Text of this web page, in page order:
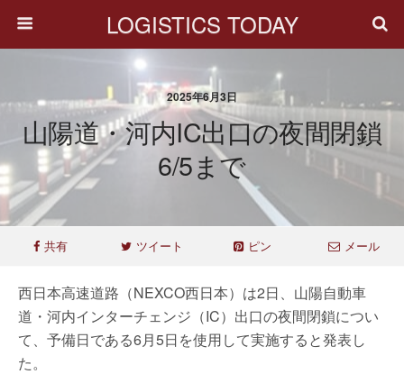
LOGISTICS TODAY
2025年6月3日
山陽道・河内IC出口の夜間閉鎖
6/5まで
共有 ツイート ピン メール
西日本高速道路（NEXCO西日本）は2日、山陽自動車
道・河内インターチェンジ（IC）出口の夜間閉鎖につい
て、予備日である6月5日を使用して実施すると発表し
た。